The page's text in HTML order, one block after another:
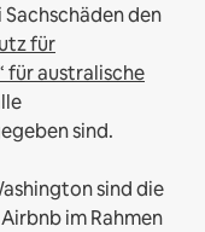
den
für
für australische
sind.
sind die
im Rahmen